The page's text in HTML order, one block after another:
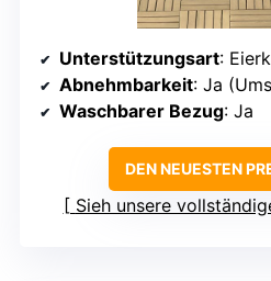
Unterstützungsart:
Abnehmbarkeit: Ja
Waschbarer Bezug: Ja
DEN NEUESTEN
Sieh unsere